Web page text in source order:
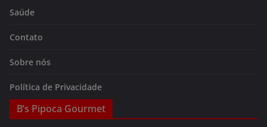
Saúde
Contato
Sobre nós
Política de Privacidade
B’s Pipoca Gourmet